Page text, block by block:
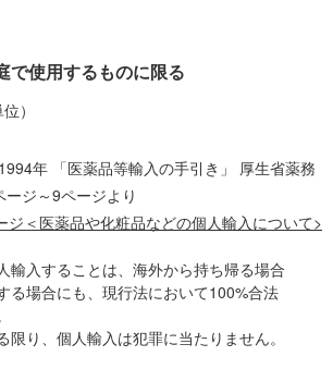
で使用するものに限る
）
年 「医薬品等輸入の手引き」 厚生省薬務
ジ～9ページより
ジ＜医薬品や化粧品などの個人輸入について>
輸入することは、海外から持ち帰る場合
る場合にも、現行法において100%合法
限り、個人輸入は犯罪に当たりません。